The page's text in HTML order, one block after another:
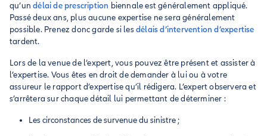
qu’undélai de prescription biennale est généralement appliqué.
Passé deux ans, plus aucune expertise ne sera généralement
possible. Prenez donc garde si lesdélais d’intervention d’expertise
tardent.
Lors de la venue de l’expert, vous pouvez être présent et assister à
l’expertise. Vous êtes en droit de demander à lui ou à votre
assureur le rapport d’expertise qu’il rédigera. L’expert observera et
s’arrêtera sur chaque détail lui permettant de déterminer :
Les circonstances de survenue du sinistre ;